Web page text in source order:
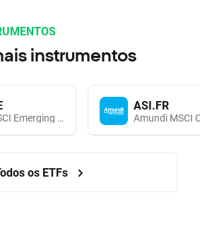
instrumentos
Amundi MSCI Emerging Markets UCITS (Acc EUR)
ASI.FR
os ETFs